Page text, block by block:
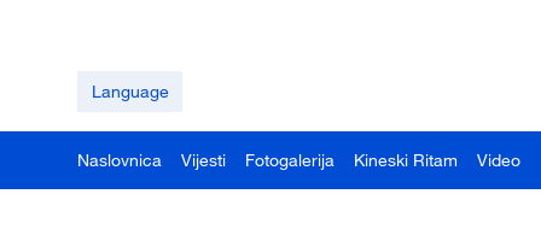
Language
Naslovnica Vijesti Fotogalerija Kineski Ritam Video